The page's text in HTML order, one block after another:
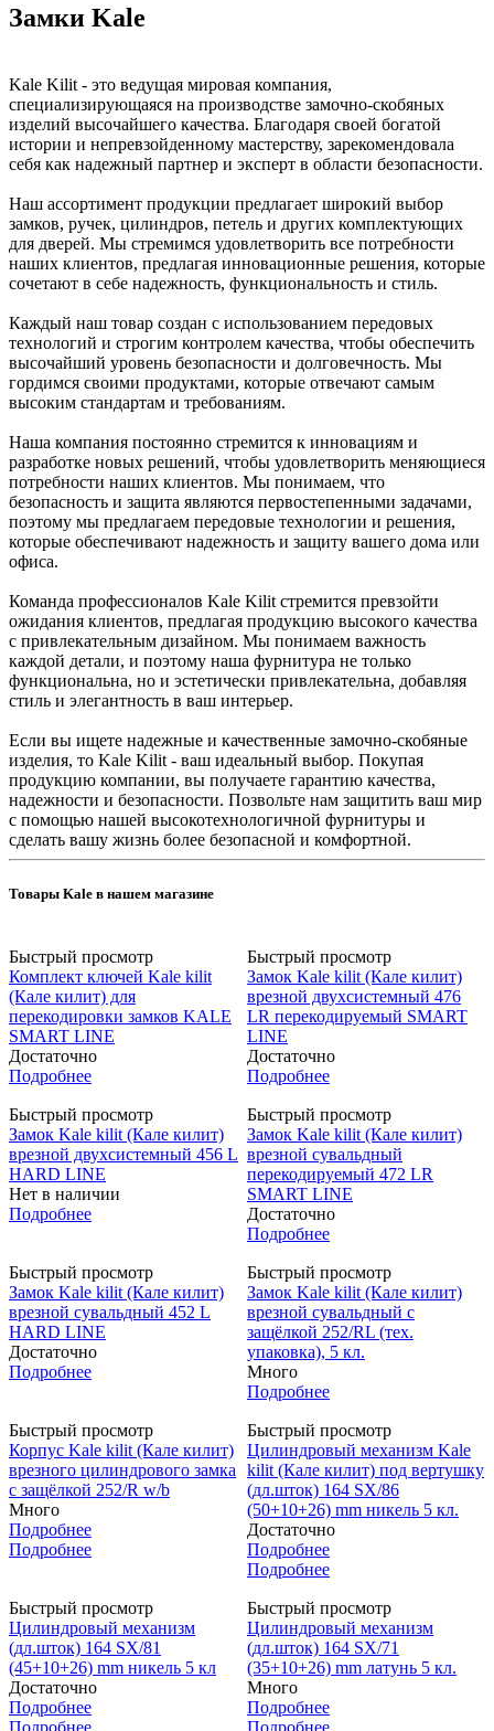
Замки Kale
Kale Kilit - это ведущая мировая компания,
специализирующаяся на производстве замочно-скобяных
изделий высочайшего качества. Благодаря своей богатой
истории и непревзойденному мастерству, зарекомендовала
себя как надежный партнер и эксперт в области безопасности.
Наш ассортимент продукции предлагает широкий выбор
замков, ручек, цилиндров, петель и других комплектующих
для дверей. Мы стремимся удовлетворить все потребности
наших клиентов, предлагая инновационные решения, которые
сочетают в себе надежность, функциональность и стиль.
Каждый наш товар создан с использованием передовых
технологий и строгим контролем качества, чтобы обеспечить
высочайший уровень безопасности и долговечность. Мы
гордимся своими продуктами, которые отвечают самым
высоким стандартам и требованиям.
Наша компания постоянно стремится к инновациям и
разработке новых решений, чтобы удовлетворить меняющиеся
потребности наших клиентов. Мы понимаем, что
безопасность и защита являются первостепенными задачами,
поэтому мы предлагаем передовые технологии и решения,
которые обеспечивают надежность и защиту вашего дома или
офиса.
Команда профессионалов Kale Kilit стремится превзойти
ожидания клиентов, предлагая продукцию высокого качества
с привлекательным дизайном. Мы понимаем важность
каждой детали, и поэтому наша фурнитура не только
функциональна, но и эстетически привлекательна, добавляя
стиль и элегантность в ваш интерьер.
Если вы ищете надежные и качественные замочно-скобяные
изделия, то Kale Kilit - ваш идеальный выбор. Покупая
продукцию компании, вы получаете гарантию качества,
надежности и безопасности. Позвольте нам защитить ваш мир
с помощью нашей высокотехнологичной фурнитуры и
сделать вашу жизнь более безопасной и комфортной.
Товары Kale в нашем магазине
Быстрый просмотр
Комплект ключей Kale kilit
(Кале килит) для
перекодировки замков KALE
SMART LINE
Достаточно
Подробнее
Быстрый просмотр
Замок Kale kilit (Кале килит)
врезной двухсистемный 476
LR перекодируемый SMART
LINE
Достаточно
Подробнее
Быстрый просмотр
Замок Kale kilit (Кале килит)
врезной двухсистемный 456 L
HARD LINE
Нет в наличии
Подробнее
Быстрый просмотр
Замок Kale kilit (Кале килит)
врезной сувальдный
перекодируемый 472 LR
SMART LINE
Достаточно
Подробнее
Быстрый просмотр
Замок Kale kilit (Кале килит)
врезной сувальдный 452 L
HARD LINE
Достаточно
Подробнее
Быстрый просмотр
Замок Kale kilit (Кале килит)
врезной сувальдный с
защёлкой 252/RL (тех.
упаковка), 5 кл.
Много
Подробнее
Быстрый просмотр
Корпус Kale kilit (Кале килит)
врезного цилиндрового замка
с защёлкой 252/R w/b
Много
Подробнее
Подробнее
Быстрый просмотр
Цилиндровый механизм Kale
kilit (Кале килит) под вертушку
(дл.шток) 164 SX/86
(50+10+26) mm никель 5 кл.
Достаточно
Подробнее
Подробнее
Быстрый просмотр
Цилиндровый механизм
(дл.шток) 164 SX/81
(45+10+26) mm никель 5 кл
Достаточно
Подробнее
Быстрый просмотр
Цилиндровый механизм
(дл.шток) 164 SX/71
(35+10+26) mm латунь 5 кл.
Много
Подробнее